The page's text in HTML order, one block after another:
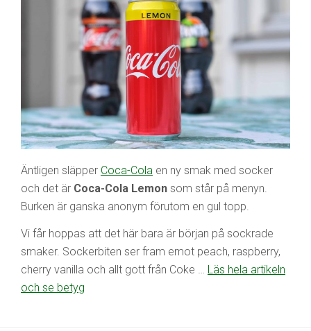
Äntligen släpper Coca-Cola en ny smak med socker
och det är Coca-Cola Lemon som står på menyn.
Burken är ganska anonym förutom en gul topp.
Vi får hoppas att det här bara är början på sockrade
smaker. Sockerbiten ser fram emot peach, raspberry,
cherry vanilla och allt gott från Coke … Läs hela artikeln
och se betyg